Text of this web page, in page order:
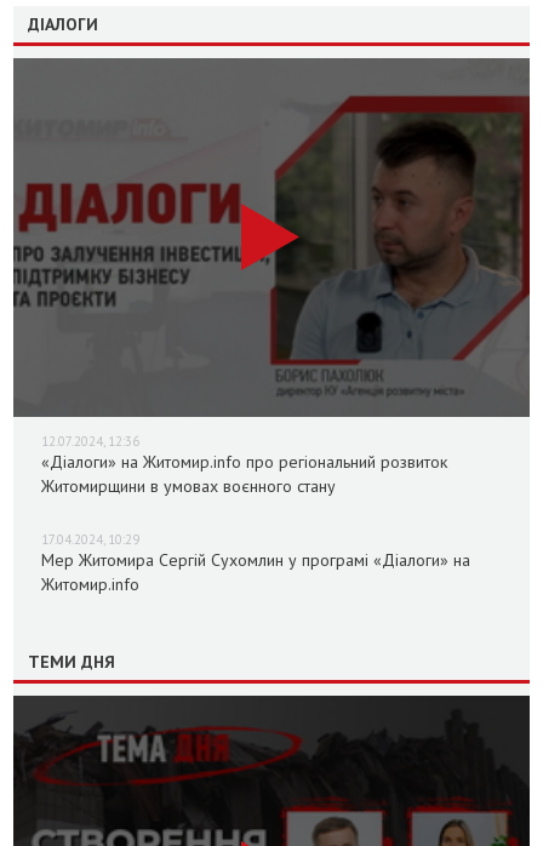
ДІАЛОГИ
12.07.2024, 12:36
«Діалоги» на Житомир.info про регіональний розвиток
Житомирщини в умовах воєнного стану
17.04.2024, 10:29
Мер Житомира Сергій Сухомлин у програмі «Діалоги» на
Житомир.info
ТЕМИ ДНЯ